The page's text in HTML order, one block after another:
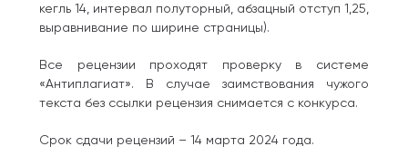
кегль 14, интервал полуторный, абзацный отступ 1,25,
выравнивание по ширине страницы).
Все рецензии проходят проверку в системе
«Антиплагиат». В случае заимствования чужого
текста без ссылки рецензия снимается с конкурса.
Срок сдачи рецензий – 14 марта 2024 года.